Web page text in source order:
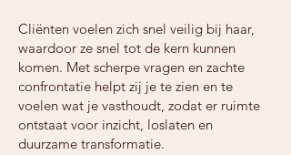
Cliënten voelen zich snel veilig bij haar,
waardoor ze snel tot de kern kunnen
komen. Met scherpe vragen en zachte
confrontatie helpt zij je te zien en te
voelen wat je vasthoudt, zodat er ruimte
ontstaat voor inzicht, loslaten en
duurzame transformatie.